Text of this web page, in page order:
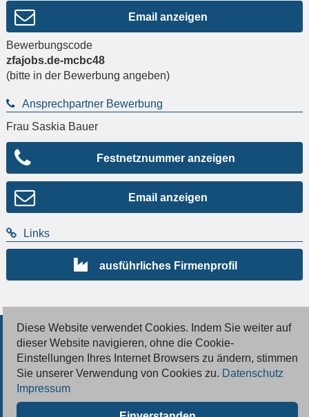
Email anzeigen
Bewerbungscode
zfajobs.de-mcbc48
(bitte in der Bewerbung angeben)
Ansprechpartner Bewerbung
Frau Saskia Bauer
Festnetznummer anzeigen
Email anzeigen
Links
ausführliches Firmenprofil
© 2026 Deutsche Jobmarkt GmbH
Inserieren
Kontakt
Diese Website verwendet Cookies. Indem Sie weiter auf
dieser Website navigieren, ohne die Cookie-
Einstellungen Ihres Internet Browsers zu ändern, stimmen
Sie unserer Verwendung von Cookies zu. Datenschutz
Impressum